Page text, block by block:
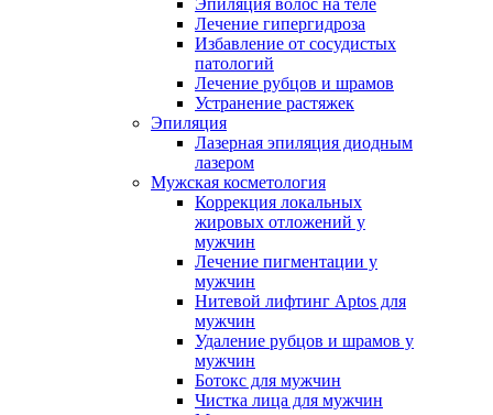
Эпиляция волос на теле
Лечение гипергидроза
Избавление от сосудистых
патологий
Лечение рубцов и шрамов
Устранение растяжек
Эпиляция
Лазерная эпиляция диодным
лазером
Мужская косметология
Коррекция локальных
жировых отложений у
мужчин
Лечение пигментации у
мужчин
Нитевой лифтинг Aptos для
мужчин
Удаление рубцов и шрамов у
мужчин
Ботокс для мужчин
Чистка лица для мужчин